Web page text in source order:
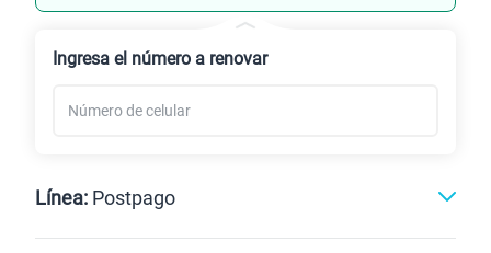
Ingresa el número a renovar
Línea: Postpago